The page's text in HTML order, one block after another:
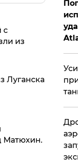
с
из
Луганска
Матюхин.